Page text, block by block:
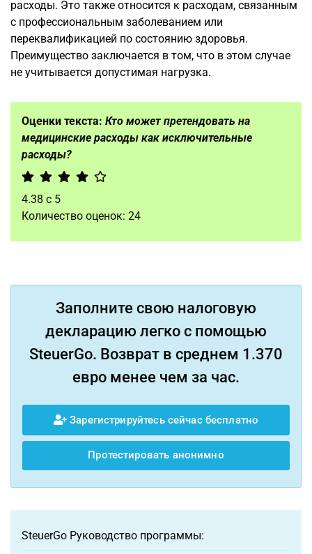
расходы. Это также относится к расходам, связанным
с профессиональным заболеванием или
переквалификацией по состоянию здоровья.
Преимущество заключается в том, что в этом случае
не учитывается допустимая нагрузка.
Оценки текста: Кто может претендовать на
медицинские расходы как исключительные
расходы?
4.38 с 5
Количество оценок: 24
Заполните свою налоговую
декларацию легко с помощью
SteuerGo. Возврат в среднем 1.370
евро менее чем за час.
Зарегистрируйтесь сейчас бесплатно
Протестировать анонимно
SteuerGo Руководство программы: